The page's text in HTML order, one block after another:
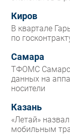
Киров
В квартале
по
Самара
ТФОМС
данных на
носители
Казань
«Летай»
мобильным